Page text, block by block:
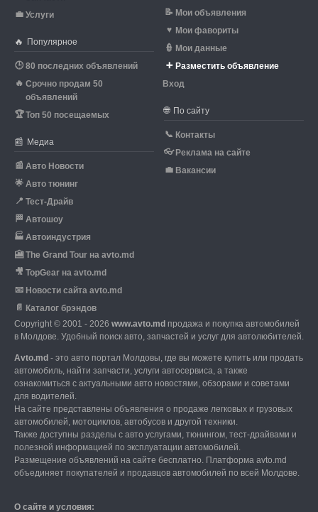
💼 Услуги
🔥 Популярное
🕒 80 последних объявлений
🔥 Срочно продам 50
объявлений
🏆Топ 50 посещаемых
📰 Медиа
📰 Авто Новости
🌟 Авто тюнинг
📍 Тест-Драйв
🏁 Автошоу
🏭 Автоиндустрия
🎦 The Grand Tour на avto.md
🎥 TopGear на avto.md
📧 Новости сайта avto.md
📄 Каталог брэндов
📝 Мои объявления
♥ Мои фавориты
👮 Мои данные
➕ Разместить объявление
Вход
🌐 По сайту
📞 Контакты
👓 Реклама на сайте
💼 Вакансии
Copyright © 2001 - 2026 www.avto.md продажа и покупка автомобилей
в Молдове. Удобный поиск авто, запчастей и услуг для автолюбителей.
Avto.md - это авто портал Молдовы, где вы можете купить или продать
автомобиль, найти запчасти, услуги автосервиса, а также
ознакомиться с актуальными авто новостями, обзорами и советами
для водителей.
На сайте представлены объявления о продаже легковых и грузовых
автомобилей, мотоциклов, автобусов и другой техники.
Также доступны разделы с авто услугами, тюнингом, тест-драйвами и
полезной информацией по эксплуатации автомобилей.
Размещение объявлений на сайте бесплатно. Платформа avto.md
объединяет покупателей и продавцов автомобилей по всей Молдове.
О сайте и условия: